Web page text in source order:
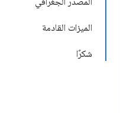
الميزات القادمة
شكرًا